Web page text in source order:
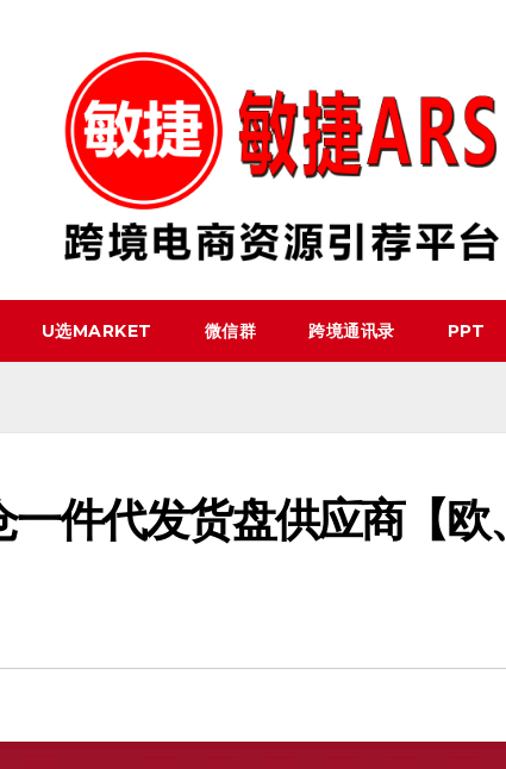
U选MARKET 微信群 跨境通讯录 PPT
件代发货盘供应商【欧、